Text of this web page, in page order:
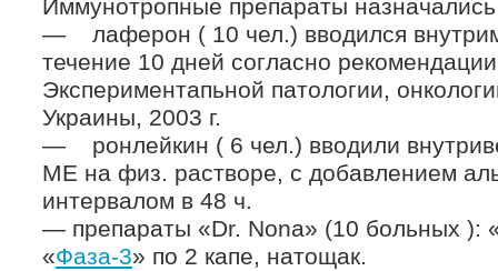
Иммунотропные препараты
— лаферон ( 10 чел.) вводился
течение 10 дней согласно
Экспериментапьной патологии,
Украины, 2003 г.
— ронлейкин ( 6 чел.) вводили
ME на физ. растворе, с добавлением
интервалом в 48 ч.
— препараты «Dr. Nona» (10 больных ):
«Фаза-3» по 2 капе, натощак.